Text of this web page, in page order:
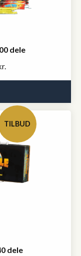
dele
349,95 kr..
TILBUD
dele